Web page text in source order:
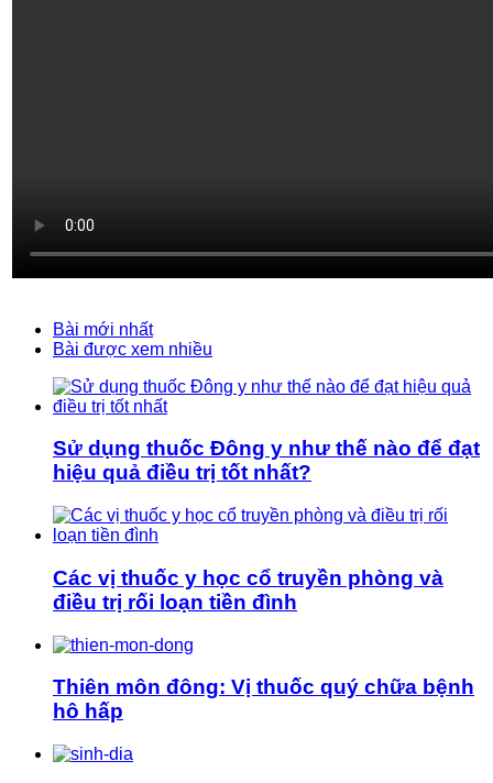
Bài mới nhất
Bài được xem nhiều
Sử dụng thuốc Đông y như thế nào để đạt
hiệu quả điều trị tốt nhất?
Các vị thuốc y học cổ truyền phòng và
điều trị rối loạn tiền đình
Thiên môn đông: Vị thuốc quý chữa bệnh
hô hấp